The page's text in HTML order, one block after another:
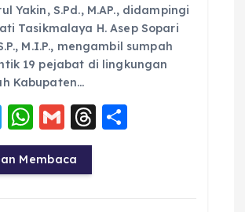
Yakin, S.Pd., M.AP., didampingi
Tasikmalaya H. Asep Sopari
M.I.P., mengambil sumpah
19 pejabat di lingkungan
Kabupaten…
T
w
it
te
W
h
a
ts
G
m
ai
l
T
a re
Membaca